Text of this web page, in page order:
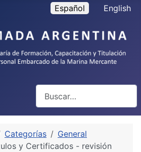
Español English
Categorías
General
y Certificados - revisión